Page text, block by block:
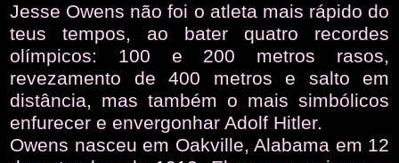
Jesse Owens não foi o atleta mais rápido do
teus tempos, ao bater quatro recordes
olímpicos: 100 e 200 metros rasos,
revezamento de 400 metros e salto em
distância, mas também o mais simbólicos
enfurecer e envergonhar Adolf Hitler.
Owens nasceu em Oakville, Alabama em 12